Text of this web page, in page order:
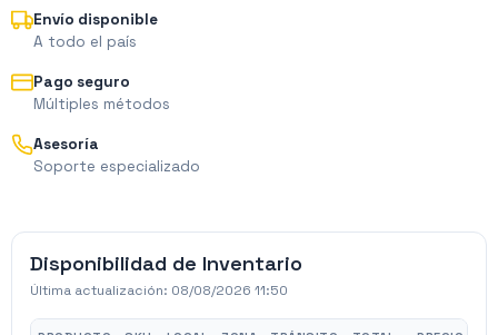
Envío disponible
A todo el país
Pago seguro
Múltiples métodos
Asesoría
Soporte especializado
Disponibilidad de Inventario
Última actualización: 08/08/2026 11:50